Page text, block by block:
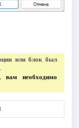
или блок был
вам необходимо